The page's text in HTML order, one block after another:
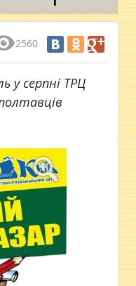
2560
у серпні ТРЦ